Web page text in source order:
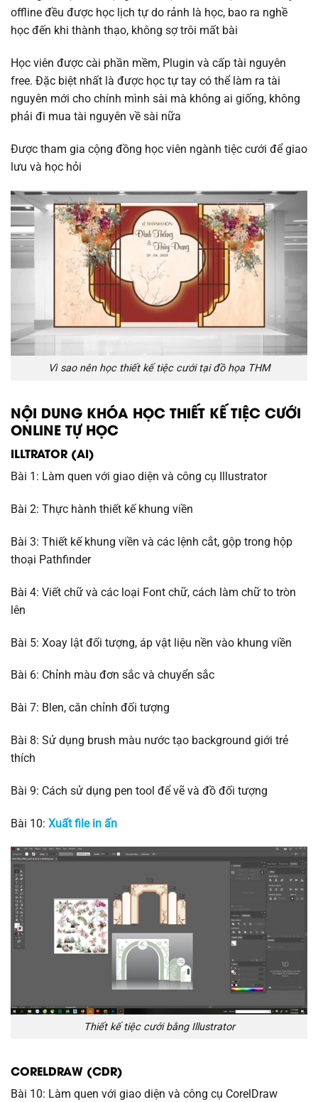
offline đều được học lịch tự do rảnh là học, bao ra nghề
học đến khi thành thạo, không sợ trôi mất bài
Học viên được cài phần mềm, Plugin và cấp tài nguyên
free. Đặc biệt nhất là được học tự tay có thể làm ra tài
nguyên mới cho chính mình sài mà không ai giống, không
phải đi mua tài nguyên về sài nữa
Được tham gia cộng đồng học viên ngành tiệc cưới để giao
lưu và học hỏi
Vì sao nên học thiết kế tiệc cưới tại đồ họa THM
NỘI DUNG KHÓA HỌC THIẾT KẾ TIỆC CƯỚI
ONLINE TỰ HỌC
ILLTRATOR (AI)
Bài 1: Làm quen với giao diện và công cụ Illustrator
Bài 2: Thực hành thiết kế khung viền
Bài 3: Thiết kế khung viền và các lệnh cắt, gộp trong hộp
thoại Pathfinder
Bài 4: Viết chữ và các loại Font chữ, cách làm chữ to tròn
lên
Bài 5: Xoay lật đối tượng, áp vật liệu nền vào khung viền
Bài 6: Chỉnh màu đơn sắc và chuyển sắc
Bài 7: Blen, căn chỉnh đối tượng
Bài 8: Sử dụng brush màu nước tạo background giới trẻ
thích
Bài 9: Cách sử dụng pen tool để vẽ và đồ đối tượng
Bài 10: Xuất file in ấn
Thiết kế tiệc cưới bằng Illustrator
CORELDRAW (CDR)
Bài 10: Làm quen với giao diện và công cụ CorelDraw